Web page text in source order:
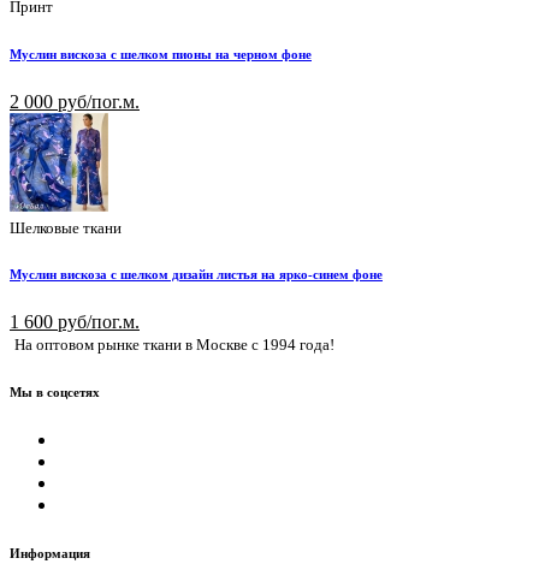
Принт
Муслин вискоза с шелком пионы на черном фоне
2 000 руб/пог.м.
Шелковые ткани
Муслин вискоза с шелком дизайн листья на ярко-синем фоне
1 600 руб/пог.м.
На оптовом рынке ткани в Москве с 1994 года!
Мы в соцсетях
Информация